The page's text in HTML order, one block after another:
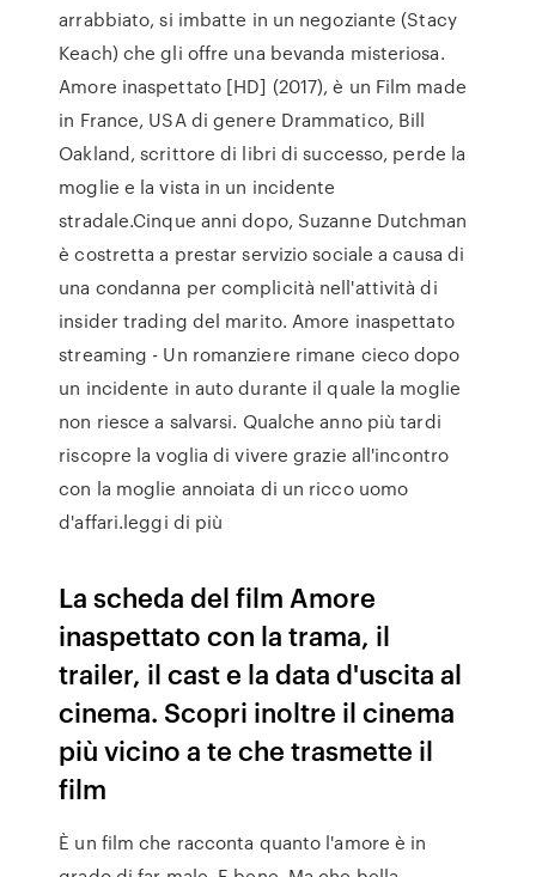
arrabbiato, si imbatte in un negoziante (Stacy
Keach) che gli offre una bevanda misteriosa.
Amore inaspettato [HD] (2017), è un Film made
in France, USA di genere Drammatico, Bill
Oakland, scrittore di libri di successo, perde la
moglie e la vista in un incidente
stradale.Cinque anni dopo, Suzanne Dutchman
è costretta a prestar servizio sociale a causa di
una condanna per complicità nell'attività di
insider trading del marito. Amore inaspettato
streaming - Un romanziere rimane cieco dopo
un incidente in auto durante il quale la moglie
non riesce a salvarsi. Qualche anno più tardi
riscopre la voglia di vivere grazie all'incontro
con la moglie annoiata di un ricco uomo
d'affari.leggi di più
La scheda del film Amore
inaspettato con la trama, il
trailer, il cast e la data d'uscita al
cinema. Scopri inoltre il cinema
più vicino a te che trasmette il
film
È un film che racconta quanto l'amore è in